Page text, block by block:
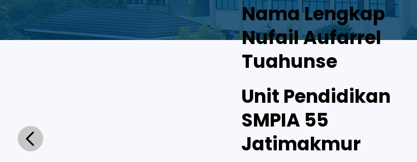
Nama Lengkap
Nufail Aufarrel
Tuahunse
Unit Pendidikan
SMPIA 55
Jatimakmur